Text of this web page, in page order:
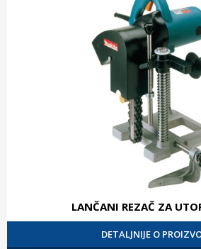
LANČANI REZAČ ZA
DETALJNIJE O